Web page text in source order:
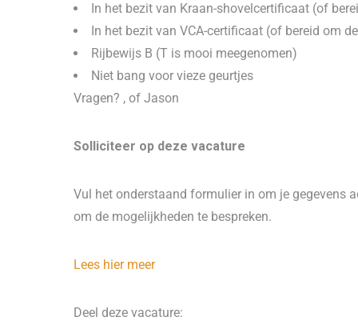
In het bezit van Kraan-shovelcertificaat (of
In het bezit van VCA-certificaat (of bereid om
Rijbewijs B (T is mooi meegenomen)
Niet bang voor vieze geurtjes
Vragen? , of Jason
Solliciteer op deze vacature
Vul het onderstaand formulier in om je gegevens
om de mogelijkheden te bespreken.
Lees hier meer
Deel deze vacature: